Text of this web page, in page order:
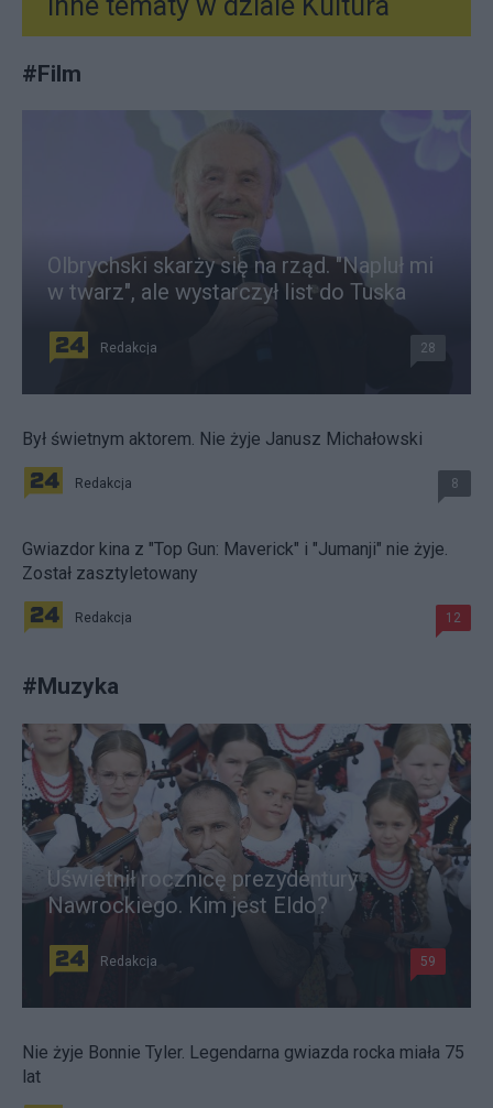
Inne tematy w dziale Kultura
#Film
Olbrychski skarży się na rząd. "Napluł mi
w twarz", ale wystarczył list do Tuska
Redakcja 28
Był świetnym aktorem. Nie żyje Janusz Michałowski
Redakcja 8
Gwiazdor kina z "Top Gun: Maverick" i "Jumanji" nie żyje.
Został zasztyletowany
Redakcja 12
#Muzyka
Uświetnił rocznicę prezydentury
Nawrockiego. Kim jest Eldo?
Redakcja 59
Nie żyje Bonnie Tyler. Legendarna gwiazda rocka miała 75
lat